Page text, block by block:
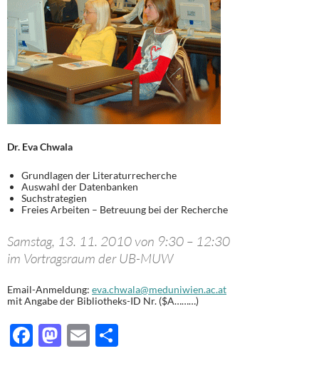
Dr. Eva Chwala
Grundlagen der Literaturrecherche
Auswahl der Datenbanken
Suchstrategien
Freies Arbeiten – Betreuung bei der Recherche
Samstag, 13. 11. 2010 von 9:30 – 12:30
im Vortragsraum der UB-MUW
Email-Anmeldung: eva.chwala@meduniwien.ac.at
mit Angabe der Bibliotheks-ID Nr. ($A………)
F
M E